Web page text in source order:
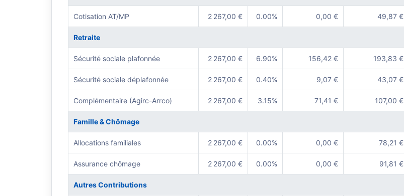
Cotisation AT/MP 2 267,00 € 0.00% 0,00 € 49,87 €
Retraite
Sécurité sociale plafonnée 2 267,00 € 6.90% 156,42 € 193,83 €
Sécurité sociale déplafonnée 2 267,00 € 0.40% 9,07 € 43,07 €
Complémentaire (Agirc-Arrco) 2 267,00 € 3.15% 71,41 € 107,00 €
Famille & Chômage
Allocations familiales 2 267,00 € 0.00% 0,00 € 78,21 €
Assurance chômage 2 267,00 € 0.00% 0,00 € 91,81 €
Autres Contributions